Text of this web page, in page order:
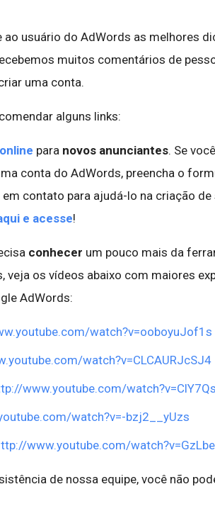
usuário do AdWords as melhores
muitos comentários de
uma conta.
alguns links:
para novos anunciantes. Se
conta do AdWords, preencha o
contato para ajudá-lo na criação de
e acesse!
conhecer um pouco mais da
veja os vídeos abaixo com maiores
AdWords:
watch?v=ooboyuJof1s
watch?v=CLCAURJcSJ4
www.youtube.com/
watch?v=-bzj2__yUzs
www.youtube.com/
de nossa equipe, você não